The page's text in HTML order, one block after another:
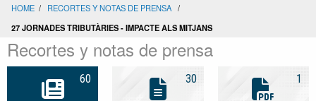
HOME / RECORTES Y NOTAS DE PRENSA /
27 JORNADES TRIBUTÀRIES - IMPACTE ALS MITJANS
Recortes y notas de prensa
60 30 1